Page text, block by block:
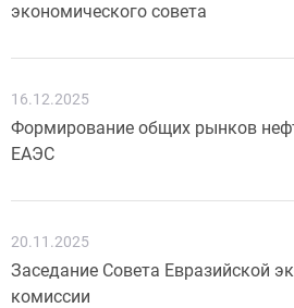
экономического совета
16.12.2025
Формирование общих рынков
ЕАЭС
20.11.2025
Заседание Совета Евразийской
комиссии